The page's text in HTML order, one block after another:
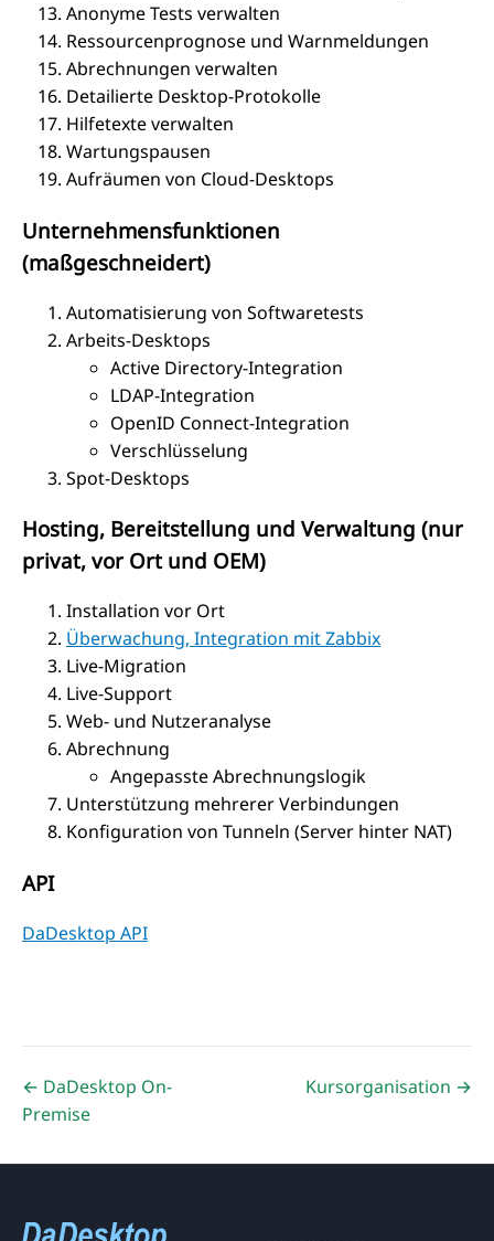
Anonyme Tests verwalten
Ressourcenprognose und Warnmeldungen
Abrechnungen verwalten
Detailierte Desktop-Protokolle
Hilfetexte verwalten
Wartungspausen
Aufräumen von Cloud-Desktops
Unternehmensfunktionen
(maßgeschneidert)
Automatisierung von Softwaretests
Arbeits-Desktops
Active Directory-Integration
LDAP-Integration
OpenID Connect-Integration
Verschlüsselung
Spot-Desktops
Hosting, Bereitstellung und Verwaltung (nur
privat, vor Ort und OEM)
Installation vor Ort
Überwachung, Integration mit Zabbix
Live-Migration
Live-Support
Web- und Nutzeranalyse
Abrechnung
Angepasste Abrechnungslogik
Unterstützung mehrerer Verbindungen
Konfiguration von Tunneln (Server hinter NAT)
API
DaDesktop API
← DaDesktop On-
Premise
Kursorganisation →